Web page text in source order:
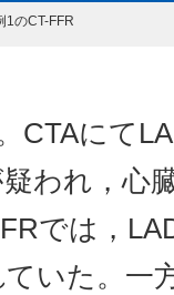
のCT-FFR
CTAにて
疑われ，心
では，
いた。一